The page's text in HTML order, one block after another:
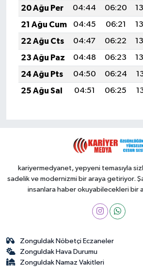
20 Ağu Per
04:44 06:20
21 Ağu Cum
04:45 06:21
22 Ağu Cts
04:47 06:22
23 Ağu Paz
04:48 06:23
24 Ağu Pts
04:50 06:24
25 Ağu Sal
04:51 06:25
kariyermedyanet, yepyeni temasıyla
sadelik ve modernizmi bir araya getiriyor.
insanlara haber okuyabilecekleri bir
Zonguldak Nöbetçi Eczaneler
Zonguldak Hava Durumu
Zonguldak Namaz Vakitleri